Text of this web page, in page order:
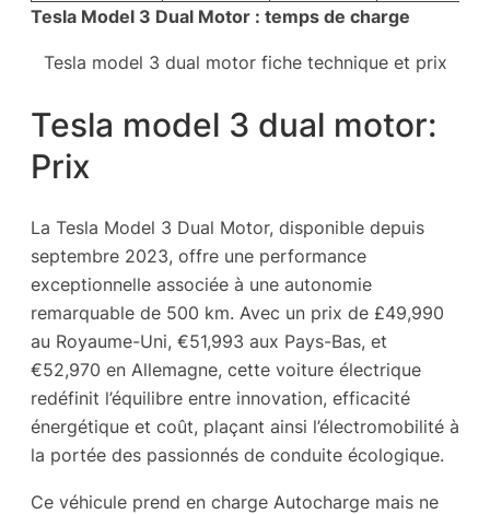
Tesla Model 3 Dual Motor : temps de charge
Tesla model 3 dual motor fiche technique et prix
Tesla model 3 dual motor:
Prix
La Tesla Model 3 Dual Motor, disponible depuis
septembre 2023, offre une performance
exceptionnelle associée à une autonomie
remarquable de 500 km. Avec un prix de £49,990
au Royaume-Uni, €51,993 aux Pays-Bas, et
€52,970 en Allemagne, cette voiture électrique
redéfinit l’équilibre entre innovation, efficacité
énergétique et coût, plaçant ainsi l’électromobilité à
la portée des passionnés de conduite écologique.
Ce véhicule prend en charge Autocharge mais ne